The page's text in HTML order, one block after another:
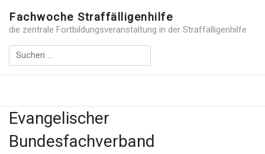
Fachwoche Straffälligenhilfe
die zentrale Fortbildungsveranstaltung in der Straffälligenhilfe
Evangelischer
Bundesfachverband